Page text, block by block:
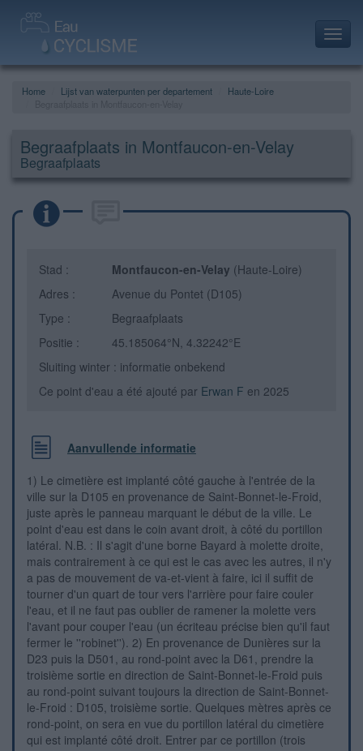
Home Lijst van waterpunten per departement
Haute-Loire
Begraafplaats in Montfaucon-en-Velay
Begraafplaats
Stad : Montfaucon-en-Velay (Haute-Loire)
Adres :
Avenue du Pontet (D105)
Type :
Begraafplaats
Positie :
45.185064°N, 4.32242°E
Sluiting winter : informatie onbekend
Ce point d'eau a été ajouté par Erwan F en 2025
Aanvullende informatie
1) Le cimetière est implanté côté gauche à l'entrée de la
ville sur la D105 en provenance de Saint-Bonnet-le-Froid,
juste après le panneau marquant le début de la ville. Le
point d'eau est dans le coin avant droit, à côté du portillon
latéral. N.B. : Il s'agit d'une borne Bayard à molette droite,
mais contrairement à ce qui est le cas avec les autres, il n'y
a pas de mouvement de va-et-vient à faire, ici il suffit de
tourner d'un quart de tour vers l'arrière pour faire couler
l'eau, et il ne faut pas oublier de ramener la molette vers
l'avant pour couper l'eau (un écriteau précise bien qu'il faut
fermer le ''robinet''). 2) En provenance de Dunières sur la
D23 puis la D501, au rond-point avec la D61, prendre la
troisième sortie en direction de Saint-Bonnet-le-Froid puis
au rond-point suivant toujours la direction de Saint-Bonnet-
le-Froid : D105, troisième sortie. Quelques mètres après ce
rond-point, on sera en vue du portillon latéral du cimetière
qui est implanté côté droit. Entrer par ce portillon (trois